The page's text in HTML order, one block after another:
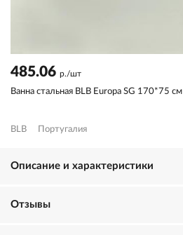
485.06 р./шт
Ванна стальная BLB Europa SG 170*75 см
BLB Португалия
Описание и характеристики
Отзывы